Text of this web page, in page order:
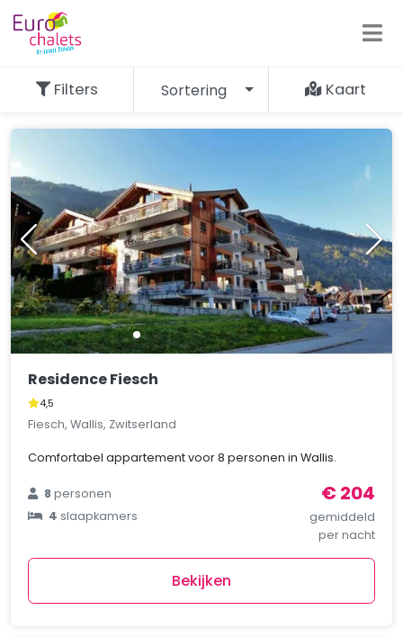
resultaten
Filters Sortering Kaart
Residence Fiesch
4,5
Fiesch, Wallis, Zwitserland
Comfortabel appartement voor 8 personen in Wallis.
8personen
4slaapkamers
€ 204
gemiddeld
per nacht
Bekijken